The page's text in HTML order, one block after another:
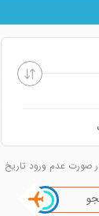
صورت عدم ورود تاریخ